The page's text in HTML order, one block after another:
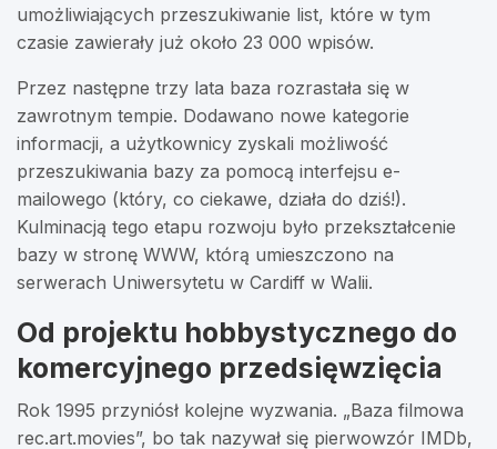
umożliwiających przeszukiwanie list, które w tym
czasie zawierały już około 23 000 wpisów.
Przez następne trzy lata baza rozrastała się w
zawrotnym tempie. Dodawano nowe kategorie
informacji, a użytkownicy zyskali możliwość
przeszukiwania bazy za pomocą interfejsu e-
mailowego (który, co ciekawe, działa do dziś!).
Kulminacją tego etapu rozwoju było przekształcenie
bazy w stronę WWW, którą umieszczono na
serwerach Uniwersytetu w Cardiff w Walii.
Od projektu hobbystycznego do
komercyjnego przedsięwzięcia
Rok 1995 przyniósł kolejne wyzwania. „Baza filmowa
rec.art.movies”, bo tak nazywał się pierwowzór IMDb,